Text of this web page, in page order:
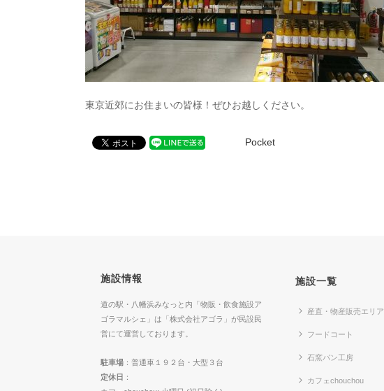
東京近郊にお住まいの皆様！ぜひお越しください。
Pocket
施設情報
道の駅・八幡浜みなっと内「物販・飲食施設ア
ゴラマルシェ」は「株式会社アゴラ」が民設民
営にて運営しております。
駐車場 ：普通車１９２台・大型３台
定休日 ：
施設一覧
産直・物産販売エリア
フードコート
石窯パン工房
カフェchouchou